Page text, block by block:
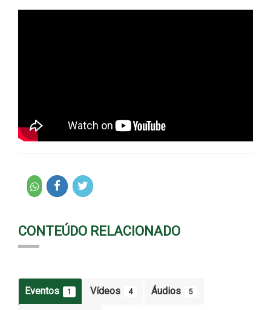
CONTEÚDO RELACIONADO
Eventos 1 Vídeos 4 Áudios 5